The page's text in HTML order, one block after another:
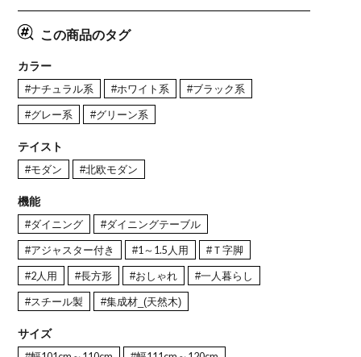
この商品のタグ
カラー
#ナチュラル系 #ホワイト系 #ブラック系
#グレー系 #グリーン系
テイスト
#モダン #北欧モダン
機能
#ダイニング #ダイニングテーブル
#アジャスター付き #1～1.5人用 #Ｔ字脚
#2人用 #長方形 #おしゃれ #一人暮らし
#スチール製 #集成材_(天然木)
サイズ